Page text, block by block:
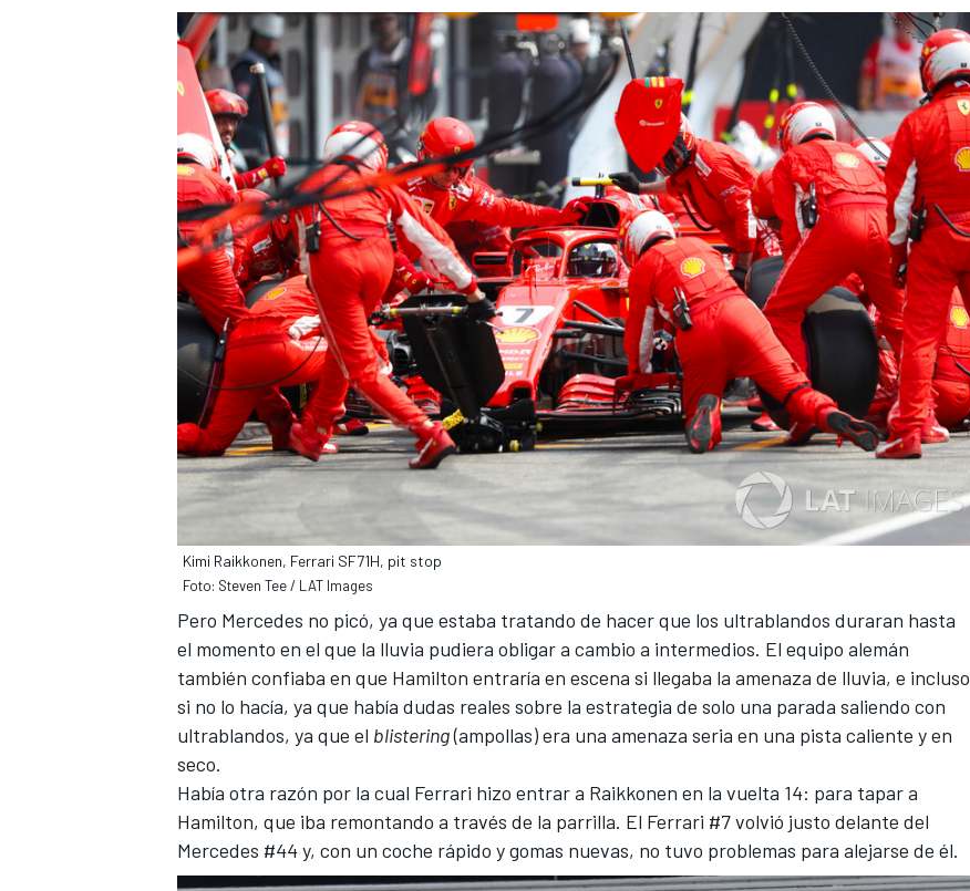
Kimi Raikkonen, Ferrari SF71H, pit stop
Foto: Steven Tee / LAT Images
Pero Mercedes no picó, ya que estaba tratando de hacer que los ultrablandos duraran hasta
el momento en el que la lluvia pudiera obligar a cambio a intermedios. El equipo alemán
también confiaba en que Hamilton entraría en escena si llegaba la amenaza de lluvia, e incluso
si no lo hacía, ya que había dudas reales sobre la estrategia de solo una parada saliendo con
ultrablandos, ya que el blistering(ampollas) era una amenaza seria en una pista caliente y en
seco.
Había otra razón por la cual Ferrari hizo entrar a Raikkonen en la vuelta 14: para tapar a
Hamilton, que iba remontando a través de la parrilla. El Ferrari #7 volvió justo delante del
Mercedes #44 y, con un coche rápido y gomas nuevas, no tuvo problemas para alejarse de él.